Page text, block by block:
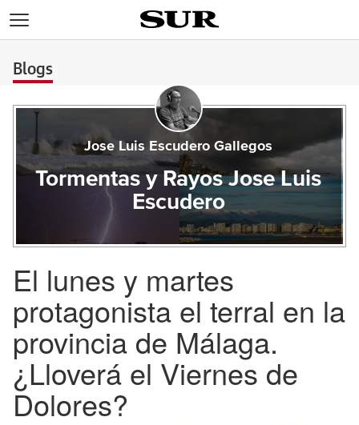
Blogs
Jose Luis Escudero Gallegos
Tormentas y Rayos Jose Luis
Escudero
El lunes y martes
protagonista el terral en la
provincia de Málaga.
¿Lloverá el Viernes de
Dolores?